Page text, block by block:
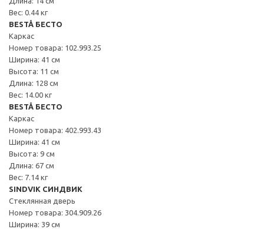
Вес: 0.44 кг
BESTÅ БЕСТО
Каркас
Номер товара: 102.993.25
Ширина: 41 см
Высота: 11 см
Длина: 128 см
Вес: 14.00 кг
BESTÅ БЕСТО
Каркас
Номер товара: 402.993.43
Ширина: 41 см
Высота: 9 см
Длина: 67 см
Вес: 7.14 кг
SINDVIK СИНДВИК
Стеклянная дверь
Номер товара: 304.909.26
Ширина: 39 см